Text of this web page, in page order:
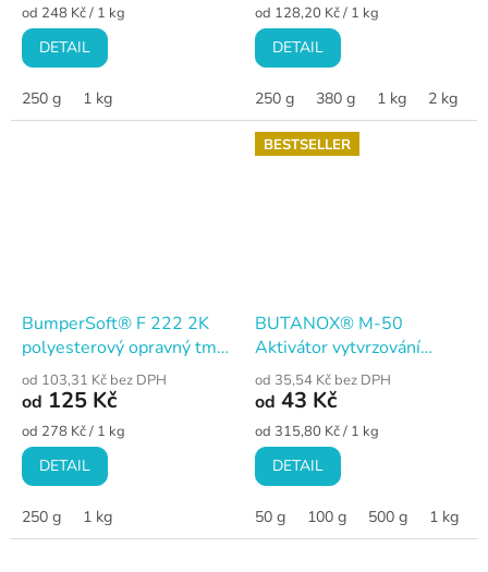
Měrná
cena:
od 248 Kč / 1 kg
DETAIL
250 g 1 kg
Měrná
cena:
od 128,20 Kč / 1 kg
DETAIL
250 g 380 g 1 kg 2 kg
BumperSoft® F 222 2K
polyesterový opravný tmel
na plasty
od 103,31 Kč bez DPH
od 125 Kč
Měrná
cena:
od 278 Kč / 1 kg
DETAIL
250 g 1 kg
BESTSELLER
BUTANOX® M-50
Aktivátor vytvrzování
polyesterových pryskyřic
od 35,54 Kč bez DPH
od 43 Kč
Měrná
cena:
od 315,80 Kč / 1 kg
DETAIL
50 g 100 g 500 g 1 kg